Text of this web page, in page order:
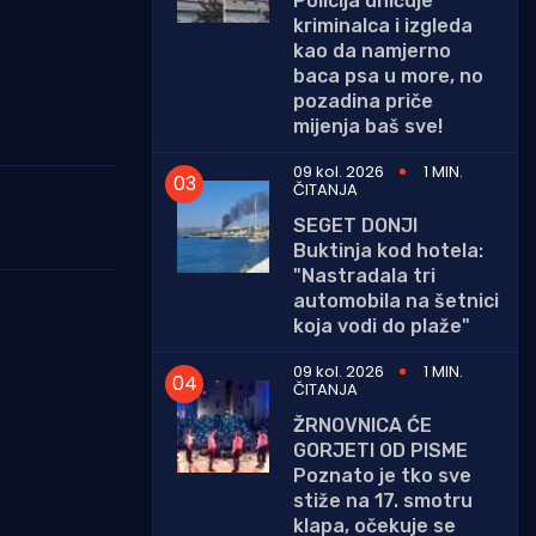
kriminalca i izgleda
kao da namjerno
baca psa u more, no
pozadina priče
mijenja baš sve!
09 kol. 2026
1 MIN.
ČITANJA
SEGET DONJI
Buktinja kod hotela:
"Nastradala tri
automobila na šetnici
koja vodi do plaže"
09 kol. 2026
1 MIN.
ČITANJA
ŽRNOVNICA ĆE
GORJETI OD PISME
Poznato je tko sve
stiže na 17. smotru
klapa, očekuje se